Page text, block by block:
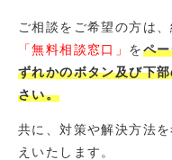
ご相談をご希望の方は
「無料相談窓口」 をペ
ずれかのボタン及び下
さい。
共に、対策や解決方法
えいたします。